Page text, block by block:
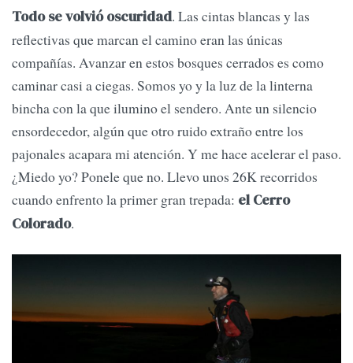
Todo se volvió oscuridad. Las cintas blancas y las
reflectivas que marcan el camino eran las únicas
compañías. Avanzar en estos bosques cerrados es como
caminar casi a ciegas. Somos yo y la luz de la linterna
bincha con la que ilumino el sendero. Ante un silencio
ensordecedor, algún que otro ruido extraño entre los
pajonales acapara mi atención. Y me hace acelerar el paso.
¿Miedo yo? Ponele que no. Llevo unos 26K recorridos
cuando enfrento la primer gran trepada: el Cerro
Colorado.